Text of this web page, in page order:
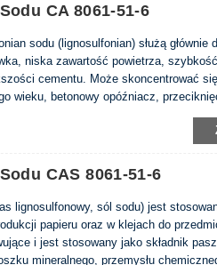
CA 8061-51-6
sodu (lignosulfonian) służą
niska zawartość powietrza,
cementu. Może skoncentrować
wieku, betonowy opóźniacz,
Złóż wniosek do projektu
CAS 8061-51-6
lignosulfonowy, sól sodu) jest
papieru oraz w klejach do
i jest stosowany jako składnik
mineralnego, przemysłu